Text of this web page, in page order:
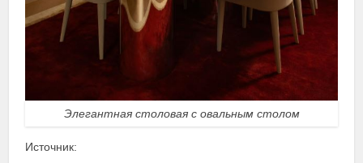
Элегантная столовая с овальным столом
Источник: